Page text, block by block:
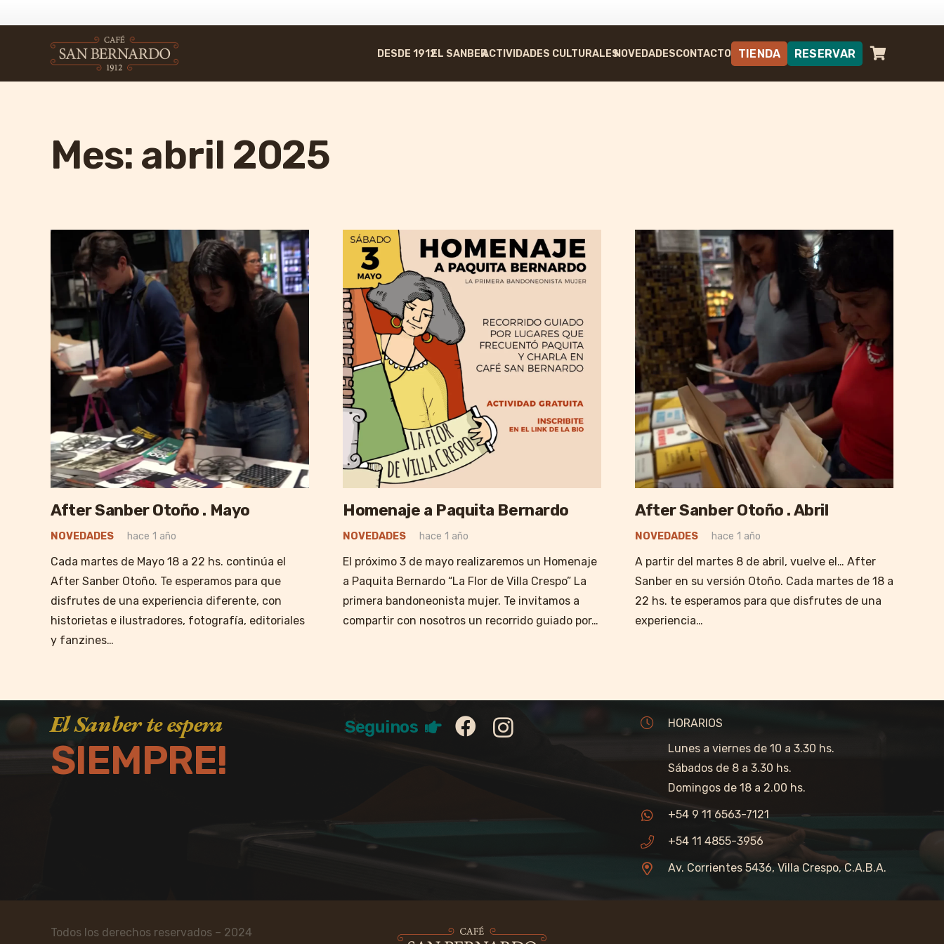
DESDE 1912EL SANBERACTIVIDADES CULTURALESNOVEDADESCONTACTO TIENDA RESERVAR
Mes: abril 2025
After Sanber Otoño . Mayo
NOVEDADES hace 1 año
Cada martes de Mayo 18 a 22 hs. continúa el
After Sanber Otoño. Te esperamos para que
disfrutes de una experiencia diferente, con
historietas e ilustradores, fotografía, editoriales
y fanzines…
Homenaje a Paquita Bernardo
NOVEDADES hace 1 año
El próximo 3 de mayo realizaremos un Homenaje
a Paquita Bernardo “La Flor de Villa Crespo” La
primera bandoneonista mujer. Te invitamos a
compartir con nosotros un recorrido guiado por…
After Sanber Otoño . Abril
NOVEDADES hace 1 año
A partir del martes 8 de abril, vuelve el… After
Sanber en su versión Otoño. Cada martes de 18 a
22 hs. te esperamos para que disfrutes de una
experiencia…
El Sanber te espera
SIEMPRE!
Seguinos
HORARIOS
Lunes a viernes de 10 a 3.30 hs.
Sábados de 8 a 3.30 hs.
Domingos de 18 a 2.00 hs.
+54 9 11 6563-7121
+54 11 4855-3956
Av. Corrientes 5436, Villa Crespo, C.A.B.A.
Todos los derechos reservados – 2024